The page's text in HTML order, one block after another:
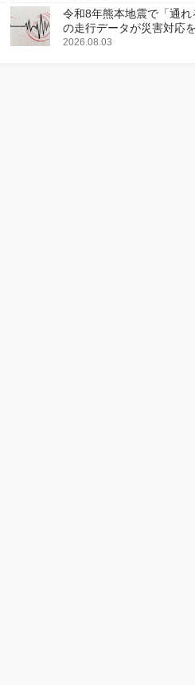
令和8年熊本地震で「通
の走行データが災害対応
2026.08.03